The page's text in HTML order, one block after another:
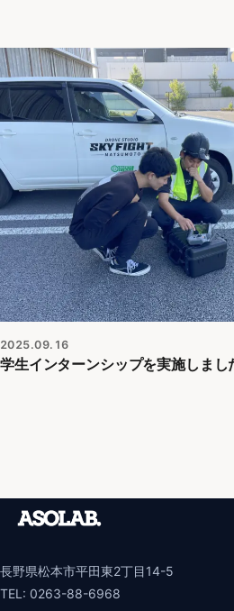
2025.09.16
学生インターンシップを実施しまし
長野県松本市平田東2丁目14-5
TEL: 0263-88-6968